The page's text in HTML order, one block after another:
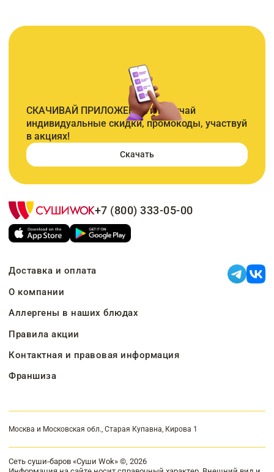
СКАЧИВАЙ ПРИЛОЖЕНИЕ и получай
индивидуальные скидки, промокоды, участвуй
в акциях!
Скачать
+7 (800) 333-05-00
Доставка и оплата
О компании
Аллергены в наших блюдах
Правила акции
Контактная и правовая информация
Франшиза
Москва и Московская обл., Старая Купавна, Кирова 1
Сеть суши-баров «Суши Wok» ©, 2026